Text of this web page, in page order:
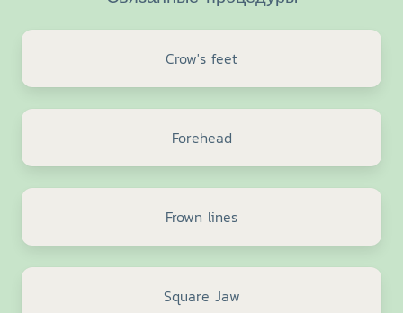
Crow's feet
Forehead
Frown lines
Square Jaw